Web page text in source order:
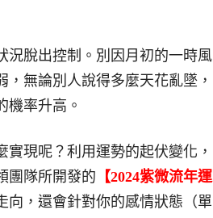
況脫出控制。別因月初的一時風
無論別人說得多麼天花亂墜，
機率升高。
現呢？利用運勢的起伏變化，
團隊所開發的 【2024紫微流年運
向，還會針對你的感情狀態（單